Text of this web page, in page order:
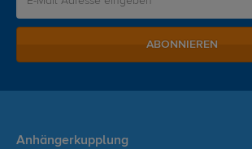
ABONNIEREN
Anhängerkupplung